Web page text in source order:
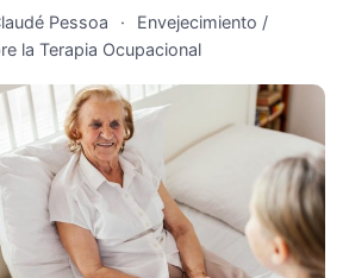
Pessoa ·
Envejecimiento /
la Terapia Ocupacional